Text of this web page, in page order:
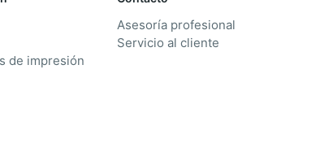
de impresión
Asesoría profesional
Servicio al cliente